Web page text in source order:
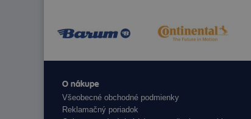
O nákupe
Všeobecné obchodné podmienky
Reklamačný poriadok